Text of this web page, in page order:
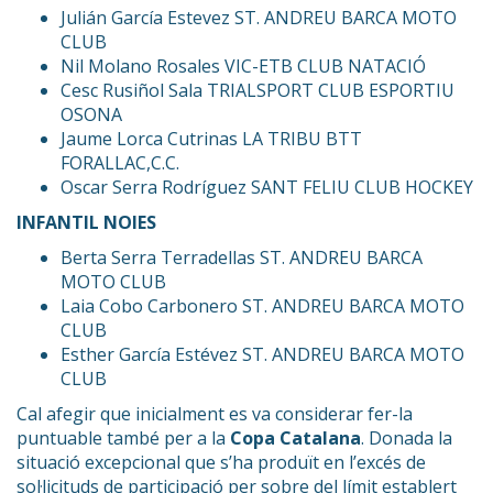
Julián García Estevez ST. ANDREU BARCA MOTO
CLUB
Nil Molano Rosales VIC-ETB CLUB NATACIÓ
Cesc Rusiñol Sala TRIALSPORT CLUB ESPORTIU
OSONA
Jaume Lorca Cutrinas LA TRIBU BTT
FORALLAC,C.C.
Oscar Serra Rodríguez SANT FELIU CLUB HOCKEY
INFANTIL NOIES
Berta Serra Terradellas ST. ANDREU BARCA
MOTO CLUB
Laia Cobo Carbonero ST. ANDREU BARCA MOTO
CLUB
Esther García Estévez ST. ANDREU BARCA MOTO
CLUB
Cal afegir que inicialment es va considerar fer-la
puntuable també per a la Copa Catalana. Donada la
situació excepcional que s’ha produït en l’excés de
sol·licituds de participació per sobre del límit establert